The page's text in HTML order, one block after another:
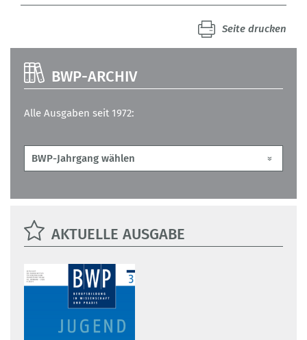
Seite drucken
BWP-ARCHIV
Alle Ausgaben seit 1972:
AKTUELLE AUSGABE